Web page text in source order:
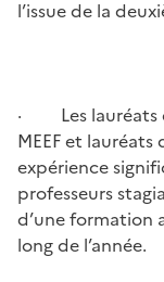
l’issue de la
· Les lauréats
MEEF et
expérience
professeurs
d’une formation
long de l’année.